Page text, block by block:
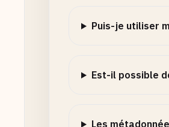
Puis-je utiliser
Est-il possible
Les